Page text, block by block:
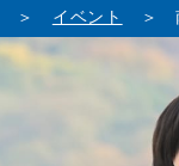
イベント